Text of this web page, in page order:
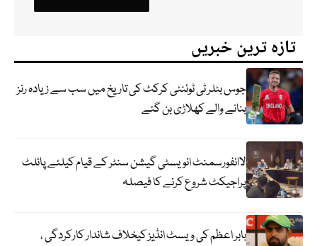
تازہ ترین خبریں
جوس بٹلر ٹی ٹوئنٹی کرکٹ کی تاریخ میں سب سے زیادہ رنز
بنانے والے کھلاڑی بن گئے
لاانفورسمنٹ انویسٹی گیشن سنٹر کے قیام کیلئے پائلٹ
پراجیکٹ شروع کرنے کا فیصلہ
بابر اعظم کی ویسٹ انڈیز کیخلاف شاندار کارکردگی ،